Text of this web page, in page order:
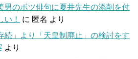
男のボツ俳句に夏井先生の添削を付
い！
に 匿名 より
続」より「天皇制廃止」の検討をす
より